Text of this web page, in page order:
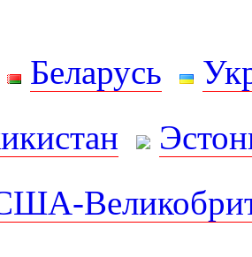
Беларусь